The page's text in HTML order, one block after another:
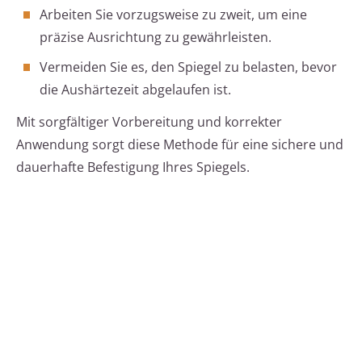
Arbeiten Sie vorzugsweise zu zweit, um eine
präzise Ausrichtung zu gewährleisten.
Vermeiden Sie es, den Spiegel zu belasten, bevor
die Aushärtezeit abgelaufen ist.
Mit sorgfältiger Vorbereitung und korrekter
Anwendung sorgt diese Methode für eine sichere und
dauerhafte Befestigung Ihres Spiegels.